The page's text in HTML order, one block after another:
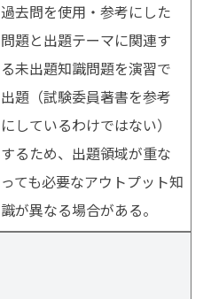
過去問を使用・参考にした
問題と出題テーマに関連す
る未出題知識問題を演習で
出題（試験委員著書を参考
にしているわけではない）
するため、出題領域が重な
っても必要なアウトプット知
識が異なる場合がある。